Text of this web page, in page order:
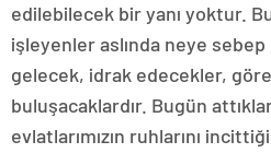
edilebilecek bir yanı yoktur.
işleyenler aslında neye sebep
gelecek, idrak edecekler,
buluşacaklardır. Bugün
evlatlarımızın ruhlarını